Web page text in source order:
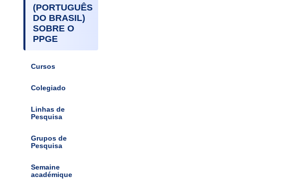
(PORTUGUÊS
DO BRASIL)
SOBRE O
PPGE
Cursos
Colegiado
Linhas de
Pesquisa
Grupos de
Pesquisa
Semaine
académique